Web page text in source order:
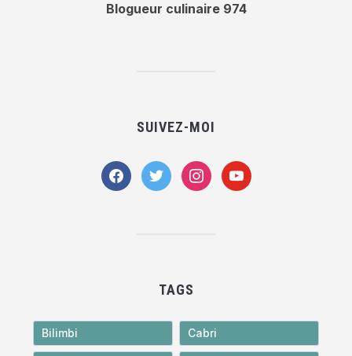
Blogueur culinaire 974
SUIVEZ-MOI
facebooktwitter instagramyoutube
TAGS
Bilimbi Cabri